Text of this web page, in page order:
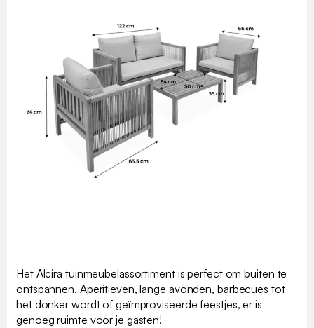
Het Alcira tuinmeubelassortiment is perfect om buiten te
ontspannen. Aperitieven, lange avonden, barbecues tot
het donker wordt of geïmproviseerde feestjes, er is
genoeg ruimte voor je gasten!